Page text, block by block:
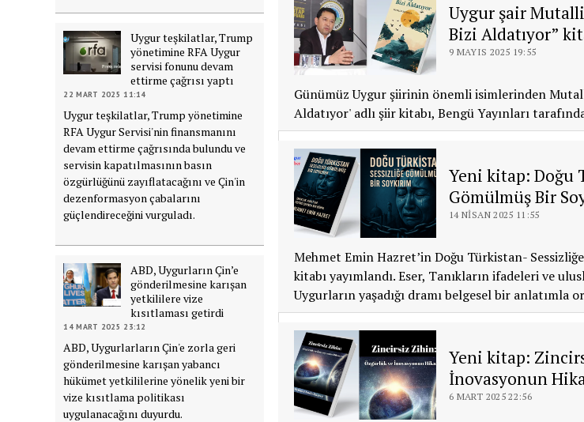
Uygur teşkilatlar, Trump
yönetimine RFA Uygur
servisi fonunu devam
ettirme çağrısı yaptı
22 MART 2025 11:14
Uygur teşkilatlar, Trump yönetimine
RFA Uygur Servisi'nin finansmanını
devam ettirme çağrısında bulundu ve
servisin kapatılmasının basın
özgürlüğünü zayıflatacağını ve Çin'in
dezenformasyon çabalarını
güçlendireceğini vurguladı.
ABD, Uygurların Çin’e
gönderilmesine karışan
yetkililere vize
kısıtlaması getirdi
14 MART 2025 23:12
ABD, Uygurlarların Çin'e zorla geri
gönderilmesine karışan yabancı
hükümet yetkililerine yönelik yeni bir
vize kısıtlama politikası
uygulanacağını duyurdu.
Uygur şair
Bizi Aldatıyor”
9 MAYIS 2025 19:55
Günümüz Uygur şiirinin önemli isimlerinden
Aldatıyor' adlı şiir kitabı, Bengü Yayınları
Yeni kitap: Doğu
Gömülmüş Bir
14 NISAN 2025 11:55
Mehmet Emin Hazret’in Doğu Türkistan-
kitabı yayımlandı. Eser, Tanıkların ifadeleri ve
Uygurların yaşadığı dramı belgesel bir anlatımla
Yeni kitap:
İnovasyonun
6 MART 2025 22:56